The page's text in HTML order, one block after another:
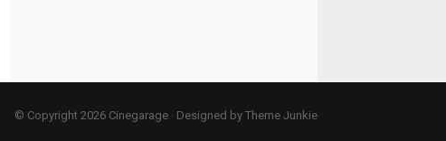
© Copyright 2026 Cinegarage · Designed by Theme Junkie